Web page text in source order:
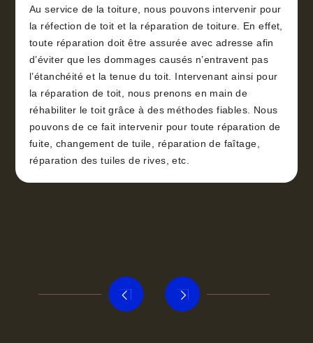
Au service de la toiture, nous pouvons intervenir pour
la réfection de toit et la réparation de toiture. En effet,
toute réparation doit être assurée avec adresse afin
d’éviter que les dommages causés n’entravent pas
l’étanchéité et la tenue du toit. Intervenant ainsi pour
la réparation de toit, nous prenons en main de
réhabiliter le toit grâce à des méthodes fiables. Nous
pouvons de ce fait intervenir pour toute réparation de
fuite, changement de tuile, réparation de faîtage,
réparation des tuiles de rives, etc.